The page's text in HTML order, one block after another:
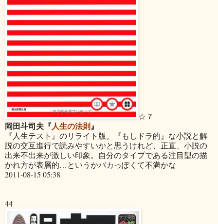
☆７
岡田斗司夫『人生の法則』
『人生テスト』のリライト版。『もしドラ的』な小説と解
説の交互進行で読みやすいかと思うけれど、正直、小説の
出来不出来が激しい印象。自分のタイプである注目型の描
かれ方が表層的…というかバカっぽくて不満かな
2011-08-15 05:38
44